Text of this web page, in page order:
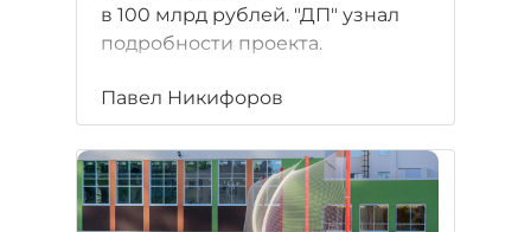
в 100 млрд рублей. "ДП" узнал
подробности проекта.
Павел Никифоров